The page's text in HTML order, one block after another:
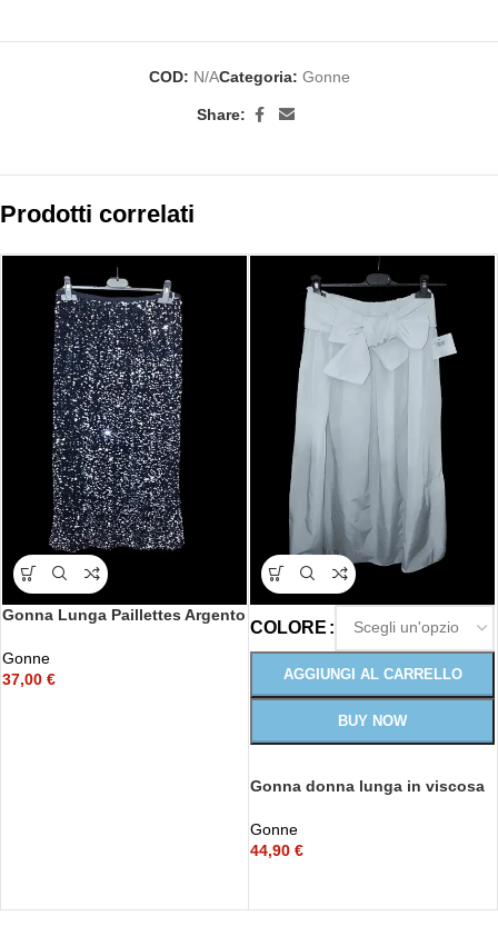
COD: N/ACategoria: Gonne
Share:
Prodotti correlati
Gonna Lunga Paillettes Argento
Gonne
37,00 €
COLORE
AGGIUNGI AL CARRELLO
BUY NOW
Gonna donna lunga in viscosa
Gonne
44,90 €